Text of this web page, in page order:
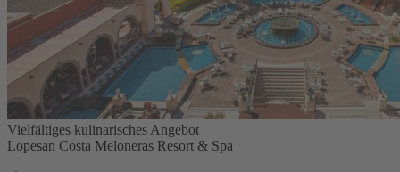
Vielfältiges kulinarisches Angebot
Lopesan Costa Meloneras Resort & Spa